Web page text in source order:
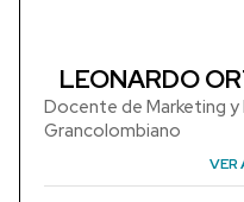
LEONARDO
Docente de Marketing
Grancolombiano
VER